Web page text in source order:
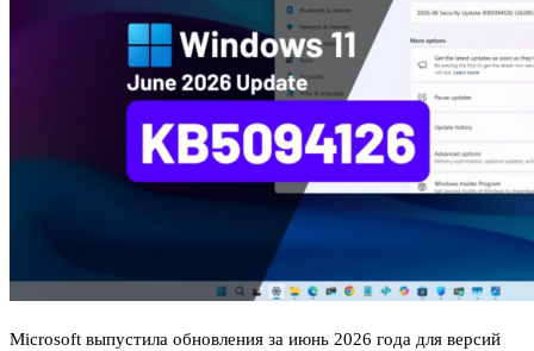
Microsoft выпустила обновления за июнь 2026 года для версий